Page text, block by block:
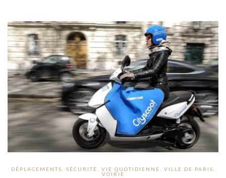
DÉPLACEMENTS, SÉCURITÉ, VIE QUOTIDIENNE, VILLE DE PARIS,
VOIRIE